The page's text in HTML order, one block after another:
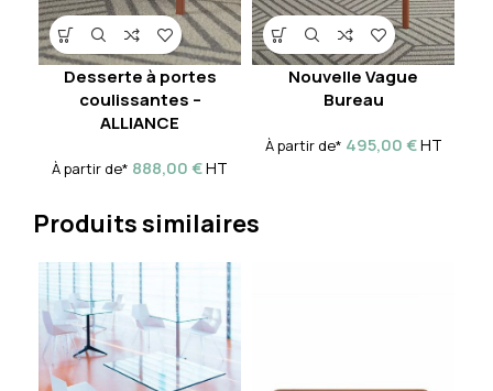
Desserte à portes
coulissantes –
ALLIANCE
À partir de* 888,00€HT
Nouvelle Vague
Bureau
À partir de* 495,00€HT
Produits similaires